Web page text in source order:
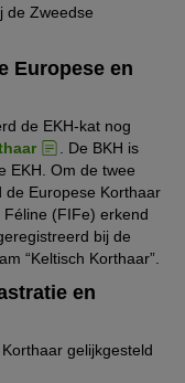
de Zweedse
Europese en
de EKH-kat nog
. De BKH is
EKH. Om de twee
de Europese Korthaar
(FIFe) erkend
bij de
“Keltisch Korthaar”.
en
gelijkgesteld